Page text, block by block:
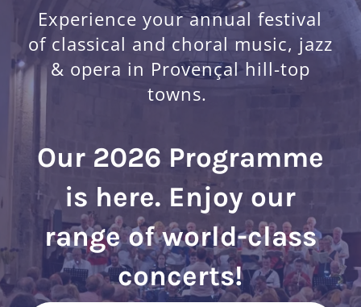
Experience your annual festival
of classical and choral music, jazz
& opera in Provençal hill-top
towns.
Our 2026 Programme
is here. Enjoy our
range of world-class
concerts!